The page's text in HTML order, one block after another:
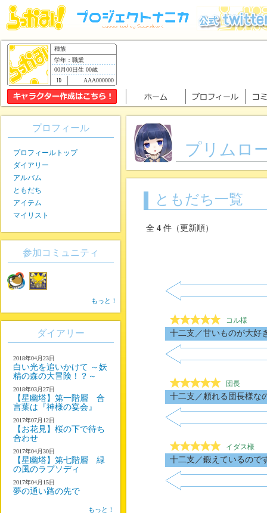
種族
学年：職業
00月00日生 00歳
AAA000000
プリムロ
ともだち一覧
全 4 件（更新順）
コル様
十二支／甘いものが大好
団長
十二支／頼れる団長様な
イダス様
十二支／鍛えているので
プロフィール
プロフィールトップ
ダイアリー
アルバム
ともだち
アイテム
マイリスト
参加コミュニティ
もっと！
ダイアリー
2018年04月23日
白い光を追いかけて ～妖
精の森の大冒険！？～
2018年03月27日
【星幽塔】第一階層 合
言葉は『神様の宴会』
2017年07月12日
【お花見】桜の下で待ち
合わせ
2017年04月30日
【星幽塔】第七階層 緑
の風のラプソディ
2017年04月15日
夢の通い路の先で
もっと！